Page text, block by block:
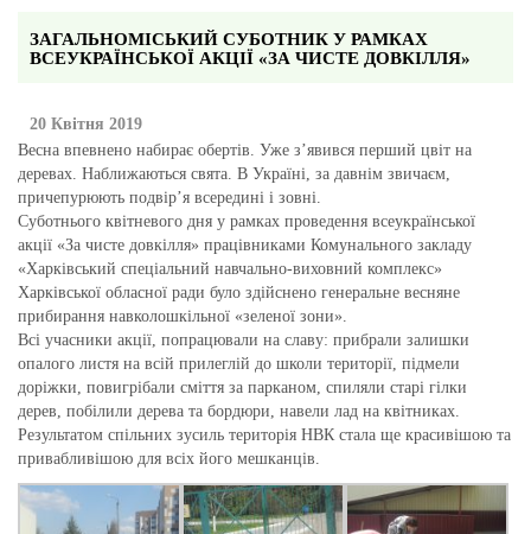
ЗАГАЛЬНОМІСЬКИЙ СУБОТНИК У РАМКАХ
ВСЕУКРАЇНСЬКОЇ АКЦІЇ «ЗА ЧИСТЕ ДОВКІЛЛЯ»
20 Квітня 2019
Весна впевнено набирає обертів. Уже з’явився перший цвіт на
деревах. Наближаються свята. В Україні, за давнім звичаєм,
причепурюють подвір’я всередині і зовні.
Суботнього квітневого дня у рамках проведення всеукраїнської
акції «За чисте довкілля» працівниками Комунального закладу
«Харківський спеціальний навчально-виховний комплекс»
Харківської обласної ради було здійснено генеральне весняне
прибирання навколошкільної «зеленої зони».
Всі учасники акції, попрацювали на славу: прибрали залишки
опалого листя на всій прилеглій до школи території, підмели
доріжки, повигрібали сміття за парканом, спиляли старі гілки
дерев, побілили дерева та бордюри, навели лад на квітниках.
Результатом спільних зусиль територія НВК стала ще красивішою та
привабливішою для всіх його мешканців.